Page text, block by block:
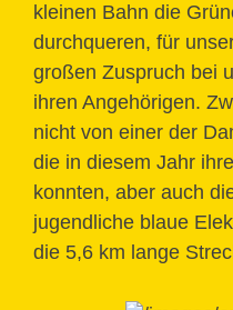
kleinen Bahn die
durchqueren, für
großen Zuspruch bei
ihren Angehörigen.
nicht von einer der
die in diesem Jahr
konnten, aber auch
jugendliche blaue
die 5,6 km lange